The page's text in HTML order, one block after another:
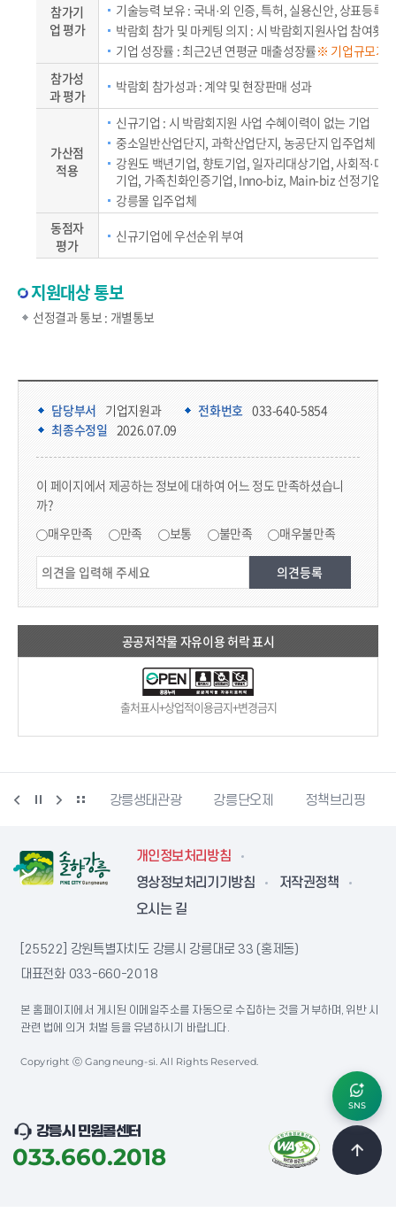
참가기
업 평가
기술능력 보유 : 국내·외 인증, 특허, 실용신안, 상표등록
박람회 참가 및 마케팅 의지 : 시 박람회지원사업 참여횟
기업 성장률 : 최근2년 연평균 매출성장률※ 기업규모가
참가성
과 평가
박람회 참가성과 : 계약 및 현장판매 성과
가산점
적용
신규기업 : 시 박람회지원 사업 수혜이력이 없는 기업
중소일반산업단지, 과학산업단지, 농공단지 입주업체
강원도 백년기업, 향토기업, 일자리대상기업, 사회적·마
기업, 가족친화인증기업, Inno-biz, Main-biz 선정기업
강릉몰 입주업체
동점자
평가
신규기업에 우선순위 부여
지원대상 통보
선정결과 통보 : 개별통보
담당부서 정보 & 컨텐츠 만족도 조사 & 공공저작물 자유이용 허락 표시
담당부서 기업지원과 전화번호 033-640-5854
최종수정일 2026.07.09
이 페이지에서 제공하는 정보에 대하여 어느 정도 만족하셨습니
까?
매우만족 만족 보통 불만족 매우불만족
공공저작물 자유이용 허락 표시
출처표시+상업적이용금지+변경금지
센터 강릉생태관광 강릉단오제 정책브리핑 강원
개인정보처리방침
영상정보처리기기방침
저작권정책
오시는 길
[25522] 강원특별자치도 강릉시 강릉대로 33 (홍제동)
대표전화 033-660-2018
본 홈페이지에서 게시된 이메일주소를 자동으로 수집하는 것을 거부하며, 위반 시
관련 법에 의거 처벌 등을 유념하시기 바랍니다.
Copyright ⓒ Gangneung-si. All Rights Reserved.
강릉시 민원콜센터
033.660.2018
SNS